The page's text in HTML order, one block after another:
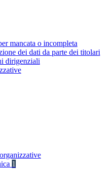
mancata o incompleta
dei dati da parte dei titolari
dirigenziali
1